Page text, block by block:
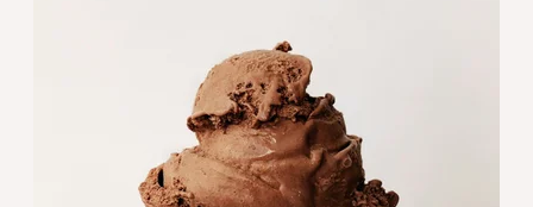
Hero_Food Nutrition